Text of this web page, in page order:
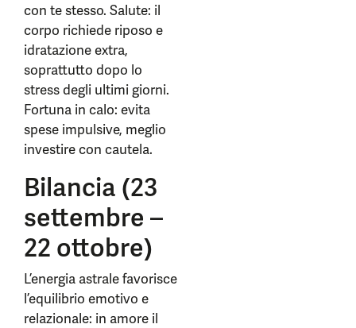
con te stesso. Salute: il
corpo richiede riposo e
idratazione extra,
soprattutto dopo lo
stress degli ultimi giorni.
Fortuna in calo: evita
spese impulsive, meglio
investire con cautela.
Bilancia (23
settembre –
22 ottobre)
L’energia astrale favorisce
l’equilibrio emotivo e
relazionale: in amore il